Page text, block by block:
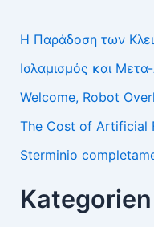
Η Παράδοση των
Ισλαμισμός και
Welcome, Robot
The Cost of Artificial
Sterminio
Kategorien